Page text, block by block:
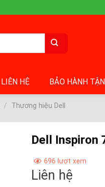
LIÊN HỆ BẢO HÀNH
/ Thương hiệu Dell
Dell Inspiron
696 lượt xem
Liên hệ